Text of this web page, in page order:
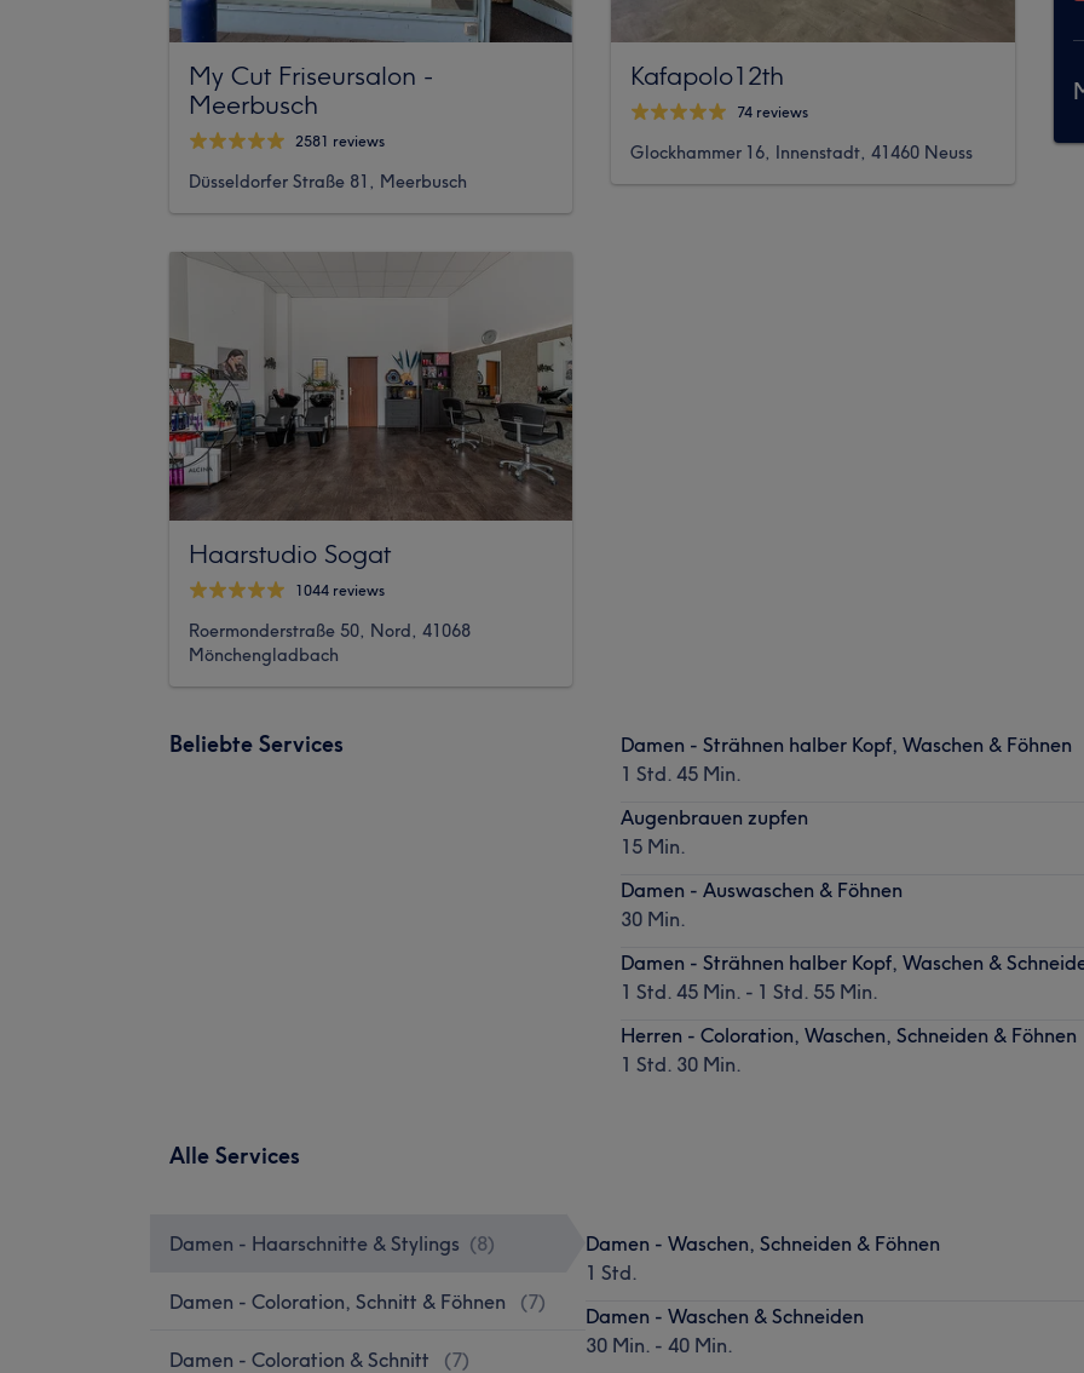
My Cut Friseursalon -
Meerbusch
2581 reviews
Düsseldorfer Straße 81, Meerbusch
Haarstudio Sogat
1044 reviews
Roermonderstraße 50, Nord, 41068
Mönchengladbach
Kafapolo12th
74 reviews
Glockhammer 16, Innenstadt, 41460 Neuss
Beliebte Services
Damen - Strähnen halber Kopf, Waschen & Föhnen
1 Std. 45 Min.
Augenbrauen zupfen
15 Min.
Damen - Auswaschen & Föhnen
30 Min.
Damen - Strähnen halber Kopf, Waschen &
1 Std. 45 Min. - 1 Std. 55 Min.
Herren - Coloration, Waschen, Schneiden & Föhnen
1 Std. 30 Min.
Alle Services
Damen - Haarschnitte & Stylings (8)
Damen - Coloration, Schnitt & Föhnen (7)
Damen - Coloration & Schnitt (7)
Damen - Waschen, Schneiden & Föhnen
1 Std.
Damen - Waschen & Schneiden
30 Min. - 40 Min.